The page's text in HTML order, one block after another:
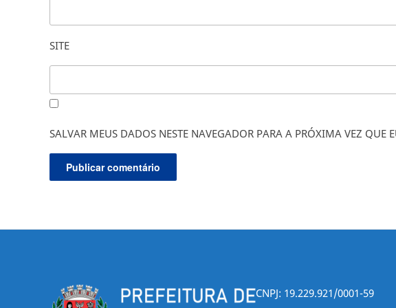
SITE
SALVAR MEUS DADOS NESTE NAVEGADOR PARA A PRÓXIMA VEZ QUE
CNPJ: 19.229.921/0001-59